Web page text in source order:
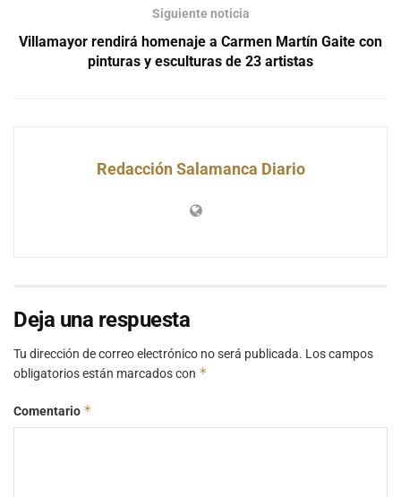
Siguiente noticia
Villamayor rendirá homenaje a Carmen Martín Gaite con
pinturas y esculturas de 23 artistas
Redacción Salamanca Diario
Deja una respuesta
Tu dirección de correo electrónico no será publicada. Los campos
obligatorios están marcados con *
Comentario *